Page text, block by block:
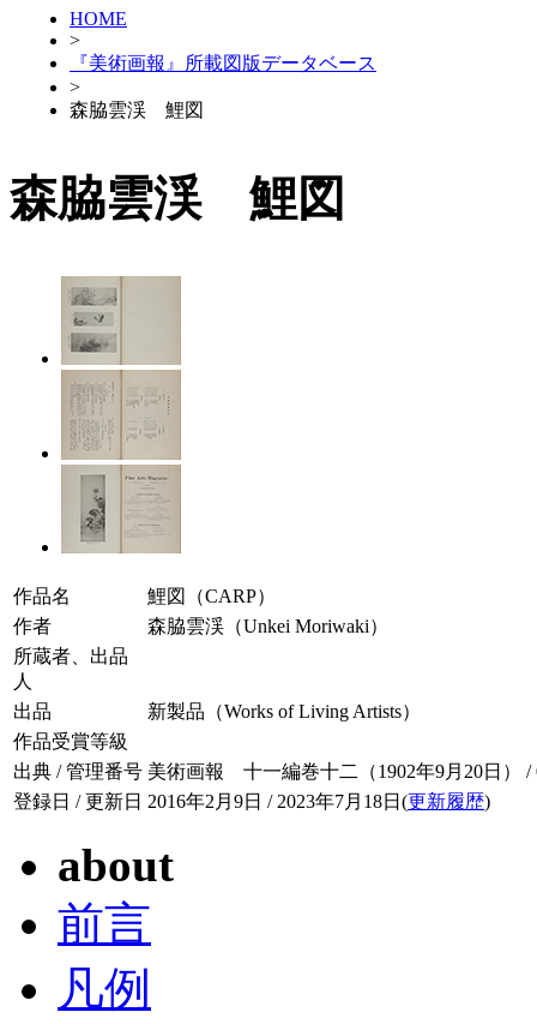
HOME
>
『美術画報』所載図版データベース
>
森脇雲渓 鯉図
森脇雲渓 鯉図
作品名
鯉図（CARP）
作者
森脇雲渓（Unkei Moriwaki）
所蔵者、出品
人
出品
新製品（Works of Living Artists）
作品受賞等級
出典 / 管理番号 美術画報 十一編巻十二（1902年9月20日） /
登録日 / 更新日 2016年2月9日 / 2023年7月18日(更新履歴)
about
前言
凡例